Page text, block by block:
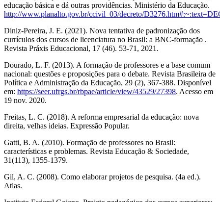
educação básica e dá outras providências. Ministério da Educação.
http://www.planalto.gov.br/ccivil_03/decreto/
Diniz-Pereira, J. E. (2021). Nova tentativa de padronização dos
currículos dos cursos de licenciatura no Brasil: a BNC-formação .
Revista Práxis Educacional, 17 (46). 53-71, 2021.
Dourado, L. F. (2013). A formação de professores e a base comum
nacional: questões e proposições para o debate. Revista Brasileira de
Política e Administração da Educação, 29 (2), 367-388. Disponível
em: https://seer.ufrgs.br/rbpae/article/view/43529/27398. Acesso em
19 nov. 2020.
Freitas, L. C. (2018). A reforma empresarial da educação: nova
direita, velhas ideias. Expressão Popular.
Gatti, B. A. (2010). Formação de professores no Brasil:
características e problemas. Revista Educação & Sociedade,
31(113), 1355-1379.
Gil, A. C. (2008). Como elaborar projetos de pesquisa. (4a ed.).
Atlas.